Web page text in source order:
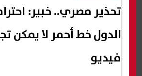
تحذير مصري.. خبير:
الدول خط أحمر لا يمكن
فيديو